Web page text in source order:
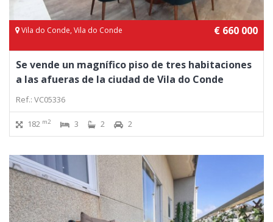
Vila do Conde, Vila do Conde € 660 000
Se vende un magnífico piso de tres habitaciones
a las afueras de la ciudad de Vila do Conde
Ref.: VC05336
182 m2 3 2 2